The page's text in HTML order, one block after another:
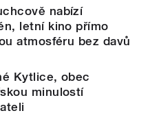
nabízí
letní kino přímo
atmosféru bez davů
Kytlice, obec
minulostí